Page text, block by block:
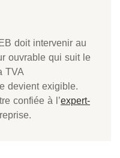
doit intervenir au
ouvrable qui suit le
TVA
devient exigible.
confiée à l’expert-